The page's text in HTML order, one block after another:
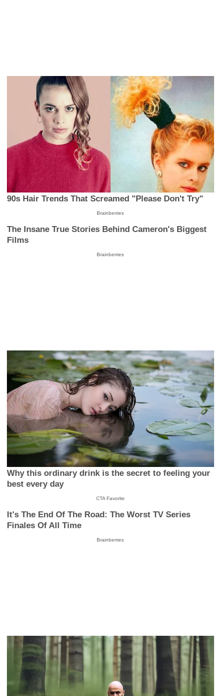
90s Hair Trends That Screamed "Please Don't Try"
Brainberries
The Insane True Stories Behind Cameron's Biggest
Films
Brainberries
Why this ordinary drink is the secret to feeling your
best every day
CTA Favorite
It's The End Of The Road: The Worst TV Series
Finales Of All Time
Brainberries